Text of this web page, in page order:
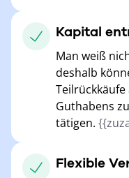
Kapital
Man weiß
deshalb
Guthabens
tätigen.
Flexible